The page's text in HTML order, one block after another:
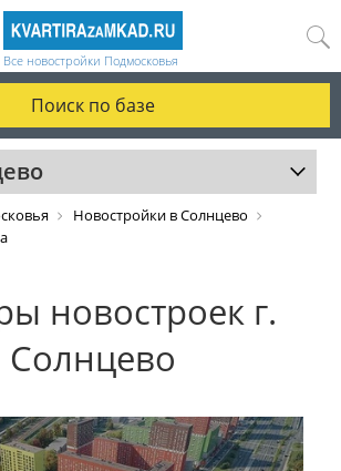
Все новостройки Подмосковья
Поиск по базе
Новостройки в Солнцево
новостроек г.
Солнцево